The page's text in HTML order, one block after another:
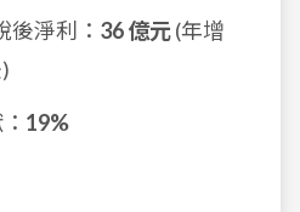
後淨利： 36 億元(年增
19%